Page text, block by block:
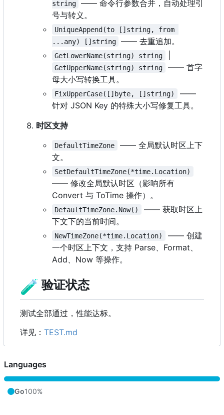
string
—— 命令行参数合并，自动处理引
号与转义。
UniqueAppend(to []string, from
...any) []string
—— 去重追加。
GetLowerName(string) string
GetUpperName(string) string
—— 首字
母大小写转换工具。
FixUpperCase([]byte, []string)
——
针对 JSON Key 的特殊大小写修复工具。
时区支持
DefaultTimeZone
—— 全局默认时区上下
文。
SetDefaultTimeZone(*time.Location)
—— 修改全局默认时区（影响所有
Convert 与 ToTime 操作）。
DefaultTimeZone.Now()
—— 获取时区上
下文下的当前时间。
NewTimeZone(*time.Location)
—— 创建
一个时区上下文，支持 Parse、Format、
Add、Now 等操作。
🧪 验证状态
测试全部通过，性能达标。
详见： TEST.md
Languages
Go100%